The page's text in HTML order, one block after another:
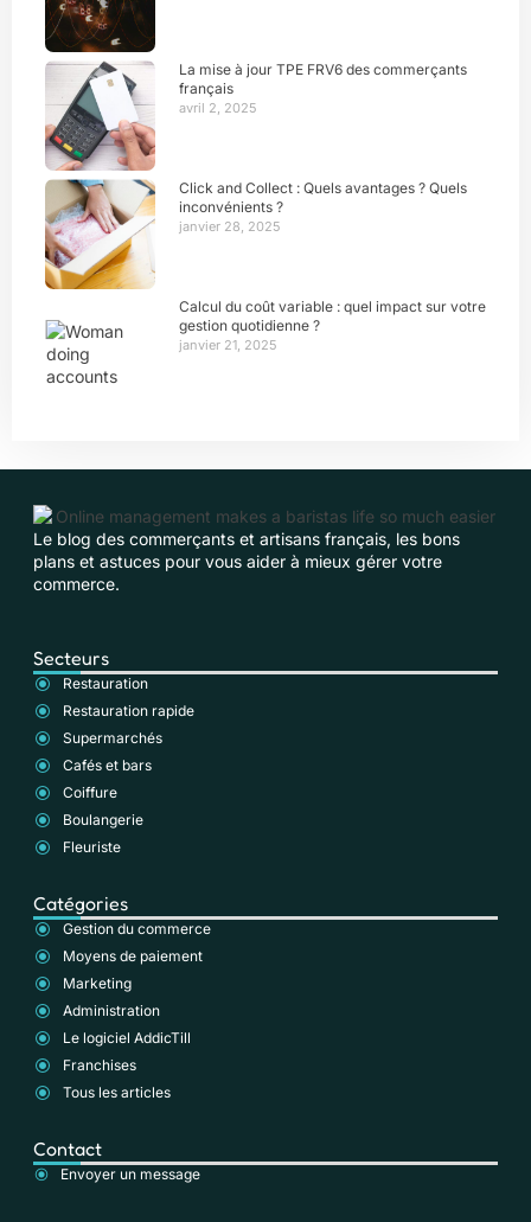
La mise à jour TPE FRV6 des commerçants
français
avril 2, 2025
Click and Collect : Quels avantages ? Quels
inconvénients ?
janvier 28, 2025
Calcul du coût variable : quel impact sur votre
gestion quotidienne ?
janvier 21, 2025
Le blog des commerçants et artisans français, les bons
plans et astuces pour vous aider à mieux gérer votre
commerce.
Secteurs
Restauration
Restauration rapide
Supermarchés
Cafés et bars
Coiffure
Boulangerie
Fleuriste
Catégories
Gestion du commerce
Moyens de paiement
Marketing
Administration
Le logiciel AddicTill
Franchises
Tous les articles
Contact
Envoyer un message